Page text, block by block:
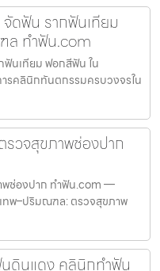
ดฟัน รากฟันเทียม
ล ทำฟัน.com
นเทียม ฟอกสีฟัน ใน
คลินิกทันตกรรมครบวงจรใน
วจสุขภาพช่องปาก
พช่องปาก ทำฟัน.com —
ทพ–ปริมณฑล: ตรวจสุขภาพ
ดินแดง คลินิกทำฟัน